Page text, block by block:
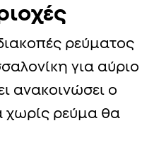
ρεύματος
για αύριο
ανακοινώσει ο
χωρίς ρεύμα θα